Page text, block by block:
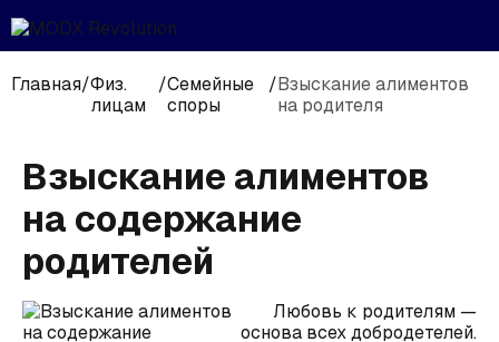
Главная/Физ.
лицам
/Семейные
споры
/Взыскание алиментов
на родителя
Взыскание алиментов
на содержание
родителей
Любовь к родителям —
основа всех добродетелей.